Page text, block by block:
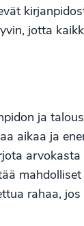
jotta
ja
aikaa ja
rahaa,